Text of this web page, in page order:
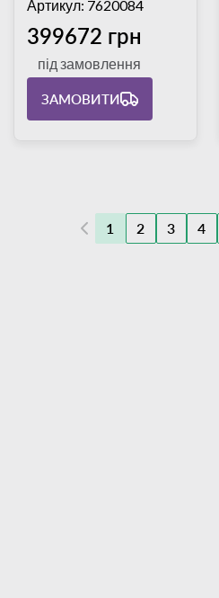
Артикул: 7620084
399672 грн
під замовлення
ЗАМОВИТИ
1 2 3 4